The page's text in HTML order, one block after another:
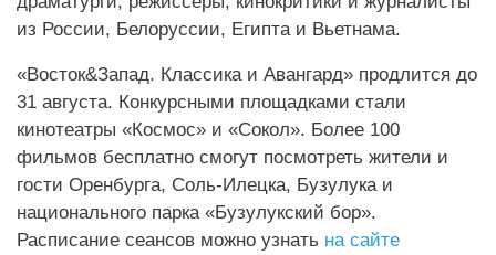
из России, Белоруссии, Египта и Вьетнама.
«Восток&Запад. Классика и Авангард» продлится до
31 августа. Конкурсными площадками стали
кинотеатры «Космос» и «Сокол». Более 100
фильмов бесплатно смогут посмотреть жители и
гости Оренбурга, Соль-Илецка, Бузулука и
национального парка «Бузулукский бор».
Расписание сеансов можно узнать на сайте